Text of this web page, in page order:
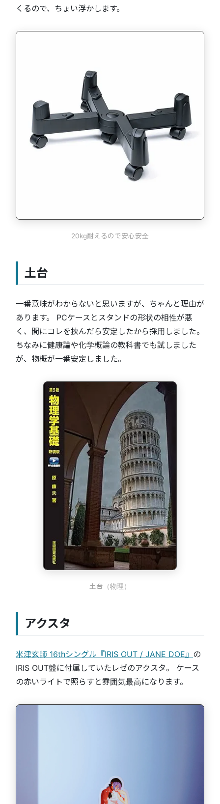
くるので、ちょい浮かします。
20kg耐えるので安心安全
土台
一番意味がわからないと思いますが、ちゃんと理由が
あります。 PCケースとスタンドの形状の相性が悪
く、間にコレを挟んだら安定したから採用しました。
ちなみに健康論や化学概論の教科書でも試しました
が、物概が一番安定しました。
土台（物理）
アクスタ
米津玄師 16thシングル『IRIS OUT / JANE DOE』 の
IRIS OUT盤に付属していたレゼのアクスタ。 ケース
の赤いライトで照らすと雰囲気最高になります。